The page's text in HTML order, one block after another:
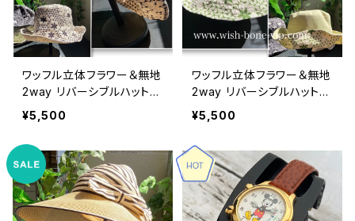
ワッフル立体フラワー＆無地
2way リバーシブルハット・
ワイヤー入り変形ハット・フ
ラワー帽子【クリームベージ
ュ】
¥5,500
ワッフル立体フラワー＆無地
2way リバーシブルハット・
ワイヤー入り変形ハット・フ
ラワー帽子【ライトグリーン】
¥5,500